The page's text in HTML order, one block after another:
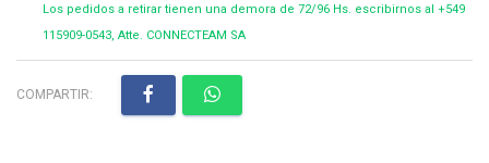
Los pedidos a retirar tienen una demora de 72/96 Hs. escribirnos al +549
115909-0543, Atte. CONNECTEAM SA
COMPARTIR: